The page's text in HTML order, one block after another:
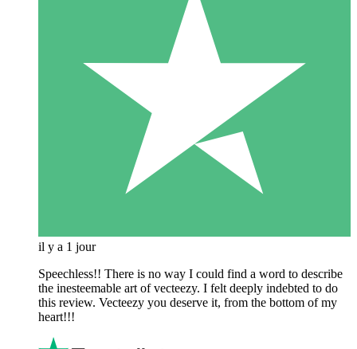
il y a 1 jour
Speechless!! There is no way I could find a word to describe
the inesteemable art of vecteezy. I felt deeply indebted to do
this review. Vecteezy you deserve it, from the bottom of my
heart!!!